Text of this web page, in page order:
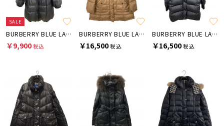
SALE
BURBERRY BLUE LABEL
￥9,900税込
BURBERRY BLUE LABEL
￥16,500税込
BURBERRY BLUE LABEL
￥16,500税込